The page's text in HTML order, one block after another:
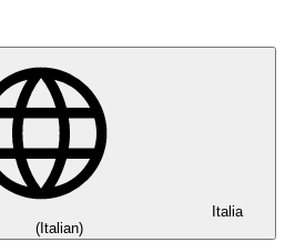
Italia
(Italian)